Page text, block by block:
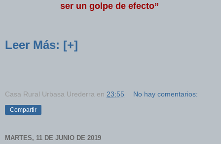
ser un golpe de efecto”
Leer Más: [+]
Casa Rural Urbasa Urederra en 23:55 No hay comentarios:
Compartir
MARTES, 11 DE JUNIO DE 2019